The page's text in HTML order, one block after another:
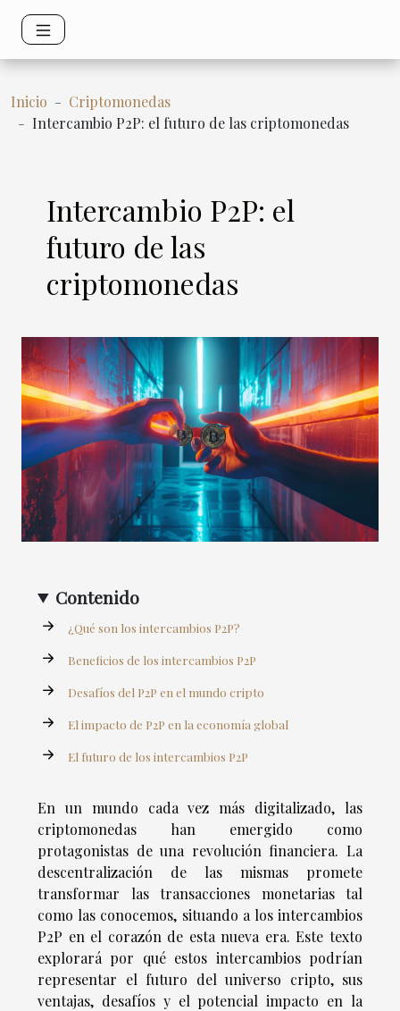
Inicio
Criptomonedas
Intercambio P2P: el futuro de las criptomonedas
Intercambio P2P: el
futuro de las
criptomonedas
Contenido
¿Qué son los intercambios P2P?
Beneficios de los intercambios P2P
Desafíos del P2P en el mundo cripto
El impacto de P2P en la economía global
El futuro de los intercambios P2P
En un mundo cada vez más digitalizado, las
criptomonedas han emergido como
protagonistas de una revolución financiera. La
descentralización de las mismas promete
transformar las transacciones monetarias tal
como las conocemos, situando a los intercambios
P2P en el corazón de esta nueva era. Este texto
explorará por qué estos intercambios podrían
representar el futuro del universo cripto, sus
ventajas, desafíos y el potencial impacto en la